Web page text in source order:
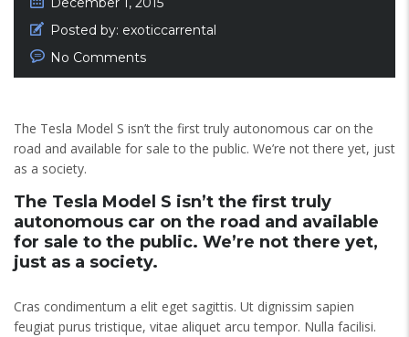
Posted by: exoticcarrental
No Comments
The Tesla Model S isn’t the first truly autonomous car on the
road and available for sale to the public. We’re not there yet, just
as a society.
The Tesla Model S isn’t the first truly
autonomous car on the road and available
for sale to the public. We’re not there yet,
just as a society.
Cras condimentum a elit eget sagittis. Ut dignissim sapien
feugiat purus tristique, vitae aliquet arcu tempor. Nulla facilisi.